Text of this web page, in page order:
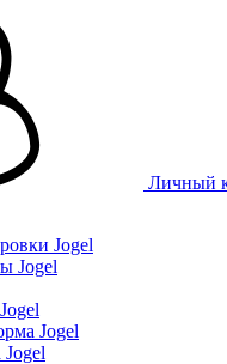
Личный
Jogel
Jogel
Jogel